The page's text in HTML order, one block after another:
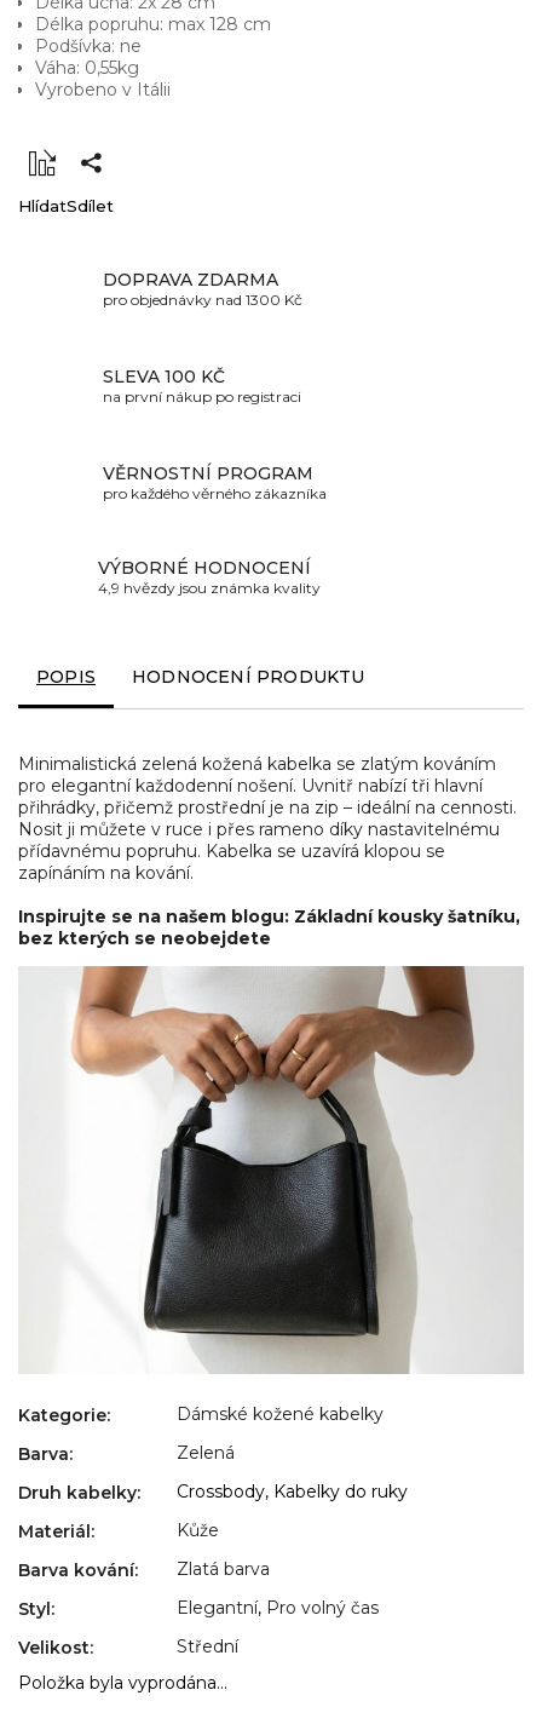
Délka popruhu: max 128 cm
Podšívka: ne
Váha: 0,55kg
Vyrobeno v Itálii
HlídatSdílet
DOPRAVA ZDARMA
pro objednávky nad 1300 Kč
SLEVA 100 KČ
na první nákup po registraci
VĚRNOSTNÍ PROGRAM
pro každého věrného zákazníka
VÝBORNÉ HODNOCENÍ
4,9 hvězdy jsou známka kvality
POPIS HODNOCENÍ PRODUKTU
Minimalistická zelená kožená kabelka se zlatým kováním
pro elegantní každodenní nošení. Uvnitř nabízí tři hlavní
přihrádky, přičemž prostřední je na zip – ideální na cennosti.
Nosit ji můžete v ruce i přes rameno díky nastavitelnému
přídavnému popruhu. Kabelka se uzavírá klopou se
zapínáním na kování.
Inspirujte se na našem blogu: Základní kousky šatníku,
bez kterých se neobejdete
Kategorie:
Dámské kožené kabelky
Barva:
Zelená
Druh kabelky:
Crossbody, Kabelky do ruky
Materiál:
Kůže
Barva kování:
Zlatá barva
Styl: Elegantní, Pro volný čas
Velikost:
Střední
Položka byla vyprodána…